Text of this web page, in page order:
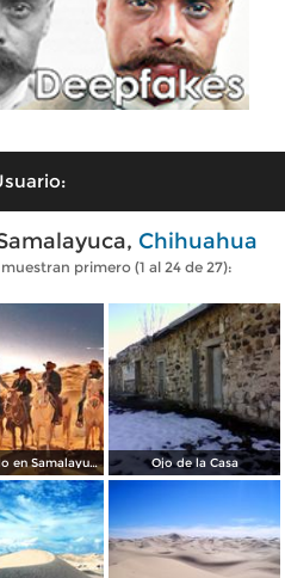
Chihuahua
primero (1 al 24 de 27):
Cabalgando en Samalayuca Ojo de la Casa